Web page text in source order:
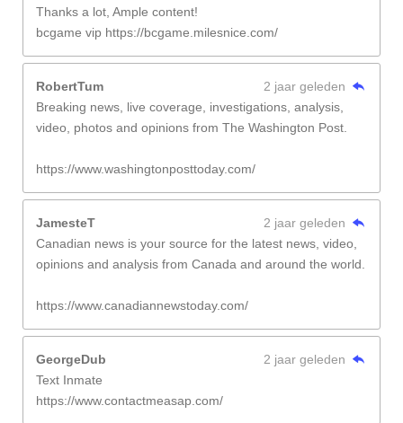
Thanks a lot, Ample content!
bcgame vip https://bcgame.milesnice.com/
RobertTum
2 jaar geleden
Breaking news, live coverage, investigations, analysis,
video, photos and opinions from The Washington Post.
https://www.washingtonposttoday.com/
JamesteT
2 jaar geleden
Canadian news is your source for the latest news, video,
opinions and analysis from Canada and around the world.
https://www.canadiannewstoday.com/
GeorgeDub
2 jaar geleden
Text Inmate
https://www.contactmeasap.com/